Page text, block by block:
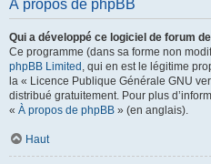
À propos de phpBB
Qui a développé ce logiciel de forum
Ce programme (dans sa forme non
phpBB Limited , qui en est le légitime
la « Licence Publique Générale GNU
distribué gratuitement. Pour plus
« À propos de phpBB » (en anglais).
Haut